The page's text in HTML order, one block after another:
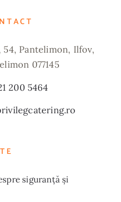
54, Pantelimon, Ilfov,
077145
200 5464
siguranță și